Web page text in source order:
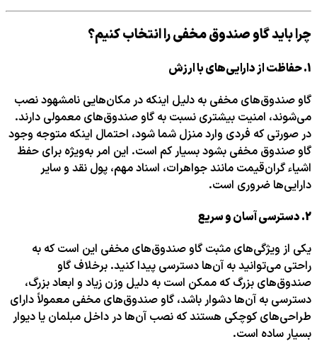
چرا باید گاو صندوق مخفی را انتخاب کنیم؟
1. حفاظت از دارایی‌های با ارزش
گاو صندوق‌های مخفی به دلیل اینکه در مکان‌هایی نامشهود نصب
می‌شوند، امنیت بیشتری نسبت به گاو صندوق‌های معمولی دارند.
در صورتی که فردی وارد منزل شما شود، احتمال اینکه متوجه وجود
گاو صندوق مخفی بشود بسیار کم است. این امر به‌ویژه برای حفظ
اشیاء گران‌قیمت مانند جواهرات، اسناد مهم، پول نقد و سایر
دارایی‌ها ضروری است.
2. دسترسی آسان و سریع
یکی از ویژگی‌های مثبت گاو صندوق‌های مخفی این است که به
راحتی می‌توانید به آن‌ها دسترسی پیدا کنید. برخلاف گاو
صندوق‌های بزرگ که ممکن است به دلیل وزن زیاد و ابعاد بزرگ،
دسترسی به آن‌ها دشوار باشد، گاو صندوق‌های مخفی معمولاً دارای
طراحی‌های کوچکی هستند که نصب آن‌ها در داخل مبلمان یا دیوار
بسیار ساده است.